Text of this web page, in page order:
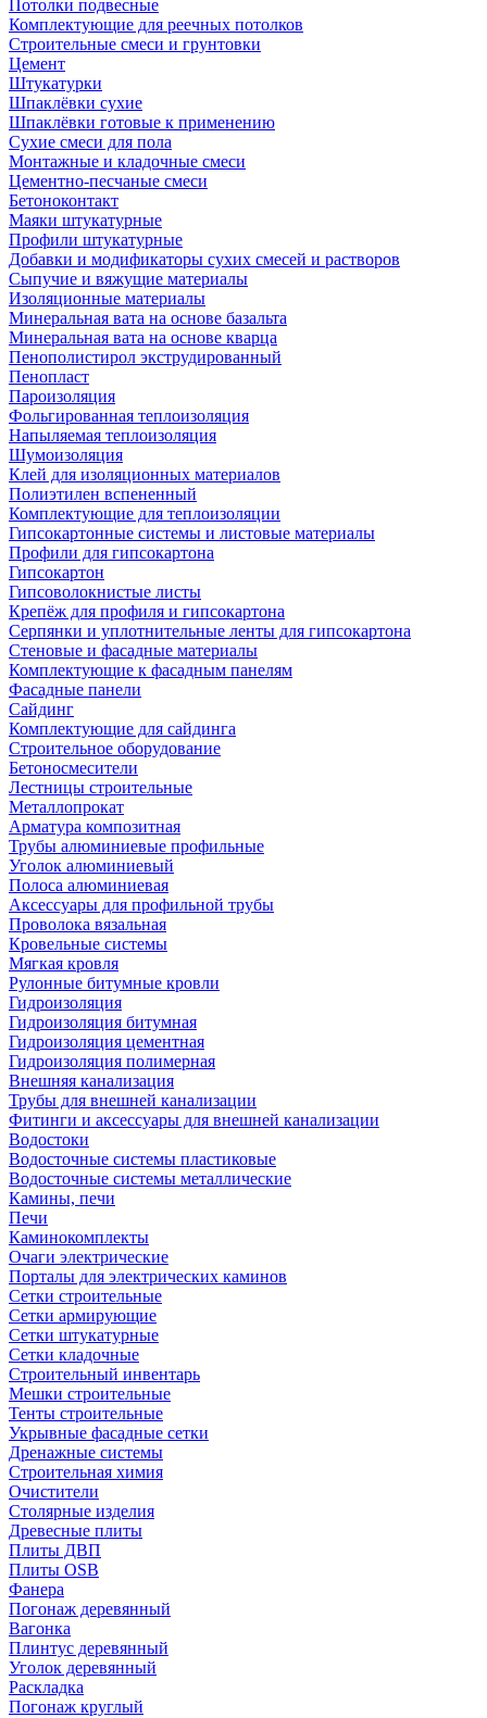
Потолки подвесные
Комплектующие для реечных потолков
Строительные смеси и грунтовки
Цемент
Штукатурки
Шпаклёвки сухие
Шпаклёвки готовые к применению
Сухие смеси для пола
Монтажные и кладочные смеси
Цементно-песчаные смеси
Бетоноконтакт
Маяки штукатурные
Профили штукатурные
Добавки и модификаторы сухих смесей и растворов
Сыпучие и вяжущие материалы
Изоляционные материалы
Минеральная вата на основе базальта
Минеральная вата на основе кварца
Пенополистирол экструдированный
Пенопласт
Пароизоляция
Фольгированная теплоизоляция
Напыляемая теплоизоляция
Шумоизоляция
Клей для изоляционных материалов
Полиэтилен вспененный
Комплектующие для теплоизоляции
Гипсокартонные системы и листовые материалы
Профили для гипсокартона
Гипсокартон
Гипсоволокнистые листы
Крепёж для профиля и гипсокартона
Серпянки и уплотнительные ленты для гипсокартона
Стеновые и фасадные материалы
Комплектующие к фасадным панелям
Фасадные панели
Сайдинг
Комплектующие для сайдинга
Строительное оборудование
Бетоносмесители
Лестницы строительные
Металлопрокат
Арматура композитная
Трубы алюминиевые профильные
Уголок алюминиевый
Полоса алюминиевая
Аксессуары для профильной трубы
Проволока вязальная
Кровельные системы
Мягкая кровля
Рулонные битумные кровли
Гидроизоляция
Гидроизоляция битумная
Гидроизоляция цементная
Гидроизоляция полимерная
Внешняя канализация
Трубы для внешней канализации
Фитинги и аксессуары для внешней канализации
Водостоки
Водосточные системы пластиковые
Водосточные системы металлические
Камины, печи
Печи
Каминокомплекты
Очаги электрические
Порталы для электрических каминов
Сетки строительные
Сетки армирующие
Сетки штукатурные
Сетки кладочные
Строительный инвентарь
Мешки строительные
Тенты строительные
Укрывные фасадные сетки
Дренажные системы
Строительная химия
Очистители
Столярные изделия
Древесные плиты
Плиты ДВП
Плиты OSB
Фанера
Погонаж деревянный
Вагонка
Плинтус деревянный
Уголок деревянный
Раскладка
Погонаж круглый